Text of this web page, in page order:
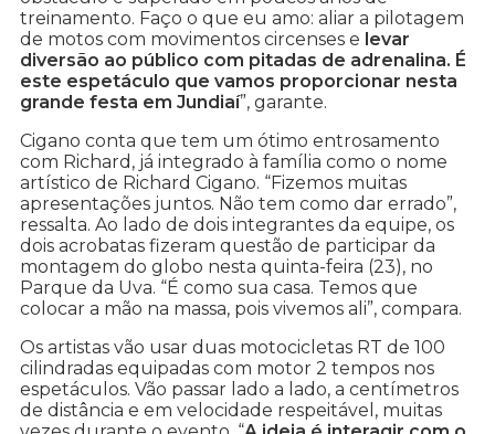
treinamento. Faço o que eu amo: aliar a pilotagem
de motos com movimentos circenses e levar
diversão ao público com pitadas de adrenalina. É
este espetáculo que vamos proporcionar nesta
grande festa em Jundiaí”, garante.
Cigano conta que tem um ótimo entrosamento
com Richard, já integrado à família como o nome
artístico de Richard Cigano. “Fizemos muitas
apresentações juntos. Não tem como dar errado”,
ressalta. Ao lado de dois integrantes da equipe, os
dois acrobatas fizeram questão de participar da
montagem do globo nesta quinta-feira (23), no
Parque da Uva. “É como sua casa. Temos que
colocar a mão na massa, pois vivemos ali”, compara.
Os artistas vão usar duas motocicletas RT de 100
cilindradas equipadas com motor 2 tempos nos
espetáculos. Vão passar lado a lado, a centímetros
de distância e em velocidade respeitável, muitas